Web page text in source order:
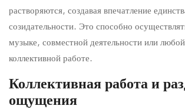
растворяются, создавая впечатление
созидательности. Это способно
музыке, совместной деятельности или
коллективной работе.
Коллективная работа и
ощущения